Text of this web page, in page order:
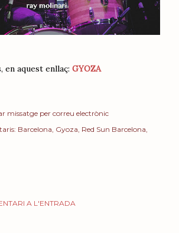
aquest enllaç: GYOZA
missatge per correu electrònic
Barcelona Gyoza Red Sun Barcelona
A L'ENTRADA